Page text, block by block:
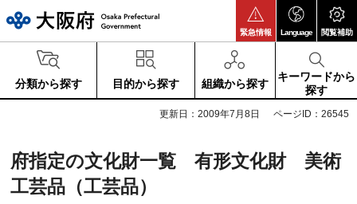
緊急情報 Language 閲覧補助
分類から探す 目的から探す 組織から探す
キーワードから
探す
更新日：2009年7月8日 ページID：26545
府指定の文化財一覧 有形文化財 美術
工芸品（工芸品）